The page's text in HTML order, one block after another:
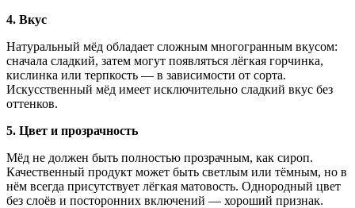
4. Вкус
Натуральный мёд обладает сложным многогранным вкусом:
сначала сладкий, затем могут появляться лёгкая горчинка,
кислинка или терпкость — в зависимости от сорта.
Искусственный мёд имеет исключительно сладкий вкус без
оттенков.
5. Цвет и прозрачность
Мёд не должен быть полностью прозрачным, как сироп.
Качественный продукт может быть светлым или тёмным, но в
нём всегда присутствует лёгкая матовость. Однородный цвет
без слоёв и посторонних включений — хороший признак.